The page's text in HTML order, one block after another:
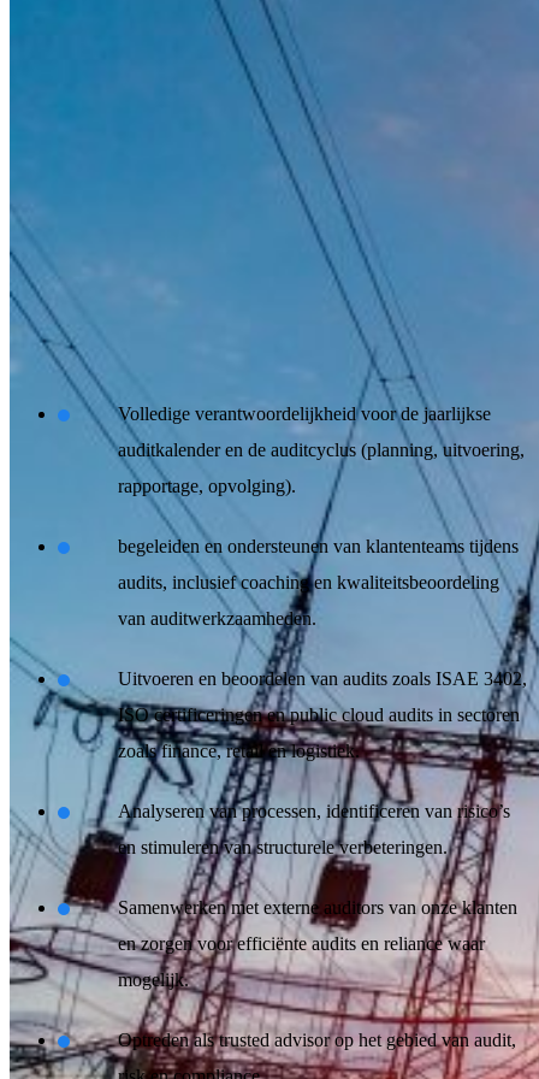
en de AI Act, en vertaal je nieuwe regelgeving naar pragmatische en
Je ziet kansen voor groei en innovatie en beweegt gemakkelijk mee
met nieuwe technologieën, waaronder public cloud en AI. Je helpt
bij het ontwikkelen van nieuwe controls en frameworks en gebruikt
automatisering en AI om audits efficiënter te maken — richting
Continuous Assurance.
Wat je gaat doen
Volledige verantwoordelijkheid voor de jaarlijkse
auditkalender en de auditcyclus (planning, uitvoering,
rapportage, opvolging).
begeleiden en ondersteunen van klantenteams tijdens
audits, inclusief coaching en kwaliteitsbeoordeling
van auditwerkzaamheden.
Uitvoeren en beoordelen van audits zoals ISAE 3402,
ISO certificeringen en public cloud audits in sectoren
zoals finance, retail en logistiek.
Analyseren van processen, identificeren van risico’s
en stimuleren van structurele verbeteringen.
Samenwerken met externe auditors van onze klanten
en zorgen voor efficiënte audits en reliance waar
mogelijk.
Optreden als trusted advisor op het gebied van audit,